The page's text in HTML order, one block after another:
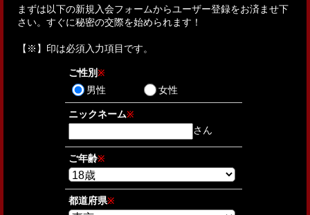
まずは以下の新規入会フォームからユーザー登録をお済ませ下
さい。すぐに秘密の交際を始められます！
【 ※ 】印は必須入力項目です。